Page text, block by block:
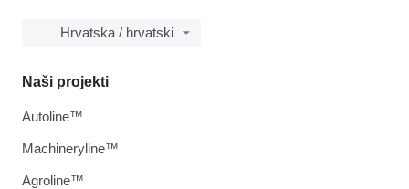
Hrvatska / hrvatski
Naši projekti
Autoline™
Machineryline™
Agroline™